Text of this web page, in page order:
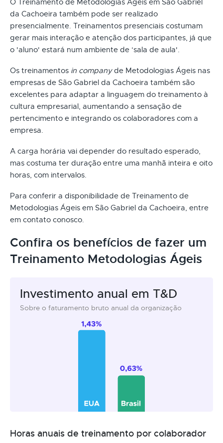
O Treinamento de Metodologias Ágeis em São Gabriel
da Cachoeira também pode ser realizado
presencialmente. Treinamentos presenciais costumam
gerar mais interação e atenção dos participantes, já que
o 'aluno' estará num ambiente de ‘sala de aula'.
Os treinamentos in companyde Metodologias Ágeis nas
empresas de São Gabriel da Cachoeira também são
excelentes para adaptar a linguagem do treinamento à
cultura empresarial, aumentando a sensação de
pertencimento e integrando os colaboradores com a
empresa.
A carga horária vai depender do resultado esperado,
mas costuma ter duração entre uma manhã inteira e oito
horas, com intervalos.
Para conferir a disponibilidade de Treinamento de
Metodologias Ágeis em São Gabriel da Cachoeira, entre
em contato conosco.
Confira os benefícios de fazer um
Treinamento Metodologias Ágeis
Investimento anual em T&D
Sobre o faturamento bruto anual da organização
Horas anuais de treinamento por colaborador